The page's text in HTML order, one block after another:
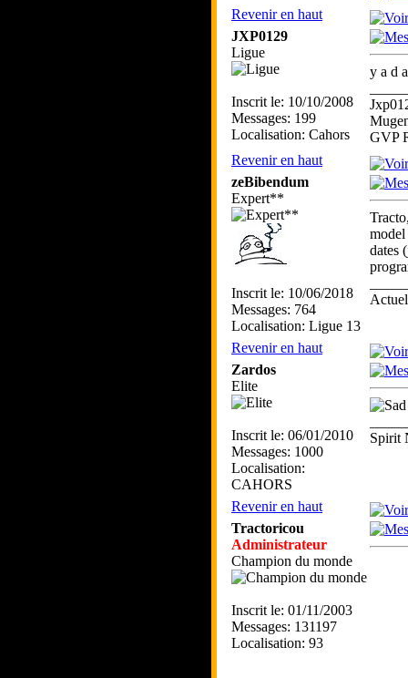
Revenir en haut
JXP0129
Ligue
Inscrit le: 10/10/2008
Messages: 199
Localisation: Cahors
y a d
GVP
Revenir en haut
zeBibendum
Expert**
Inscrit le: 10/06/2018
Messages: 764
Localisation: Ligue 13
dates
Revenir en haut
Zardos
Elite
Inscrit le: 06/01/2010
Messages: 1000
Localisation:
CAHORS
Spirit
Revenir en haut
Tractoricou
Administrateur
Champion du monde
Inscrit le: 01/11/2003
Messages: 131197
Localisation: 93